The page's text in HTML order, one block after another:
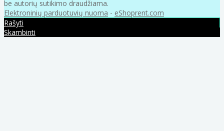
be autorių sutikimo draudžiama.
Elektroninių parduotuvių nuoma - eShoprent.com
Rašyti
Skambinti